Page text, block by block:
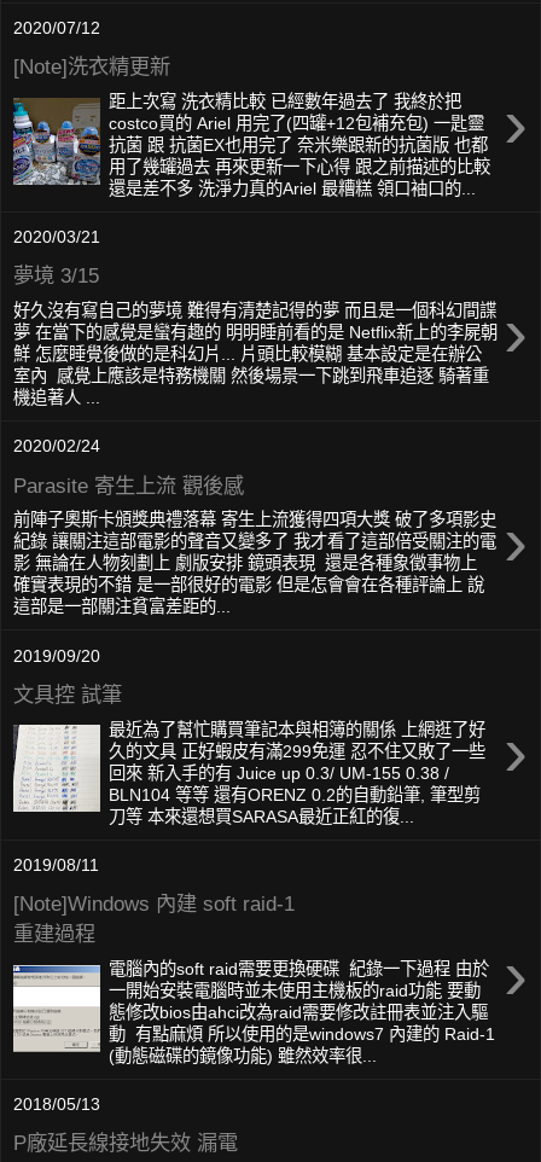
2020/07/12
[Note]洗衣精更新
›
距上次寫 洗衣精比較 已經數年過去了 我終於把
costco買的 Ariel 用完了(四罐+12包補充包) 一匙靈
抗菌 跟 抗菌EX也用完了 奈米樂跟新的抗菌版 也都
用了幾罐過去 再來更新一下心得 跟之前描述的比較
還是差不多 洗淨力真的Ariel 最糟糕 領口袖口的...
2020/03/21
夢境 3/15
›
好久沒有寫自己的夢境 難得有清楚記得的夢 而且是一個科幻間諜
夢 在當下的感覺是蠻有趣的 明明睡前看的是 Netflix新上的李屍朝
鮮 怎麼睡覺後做的是科幻片... 片頭比較模糊 基本設定是在辦公
室內 感覺上應該是特務機關 然後場景一下跳到飛車追逐 騎著重
機追著人 ...
2020/02/24
Parasite 寄生上流 觀後感
›
前陣子奧斯卡頒獎典禮落幕 寄生上流獲得四項大獎 破了多項影史
紀錄 讓關注這部電影的聲音又變多了 我才看了這部倍受關注的電
影 無論在人物刻劃上 劇版安排 鏡頭表現 還是各種象徵事物上
確實表現的不錯 是一部很好的電影 但是怎會會在各種評論上 說
這部是一部關注貧富差距的...
2019/09/20
文具控 試筆
›
最近為了幫忙購買筆記本與相簿的關係 上網逛了好
久的文具 正好蝦皮有滿299免運 忍不住又敗了一些
回來 新入手的有 Juice up 0.3/ UM-155 0.38 /
BLN104 等等 還有ORENZ 0.2的自動鉛筆, 筆型剪
刀等 本來還想買SARASA最近正紅的復...
2019/08/11
[Note]Windows 內建 soft raid-1
重建過程
›
電腦內的soft raid需要更換硬碟 紀錄一下過程 由於
一開始安裝電腦時並未使用主機板的raid功能 要動
態修改bios由ahci改為raid需要修改註冊表並注入驅
動 有點麻煩 所以使用的是windows7 內建的 Raid-1
(動態磁碟的鏡像功能) 雖然效率很...
2018/05/13
P廠延長線接地失效 漏電